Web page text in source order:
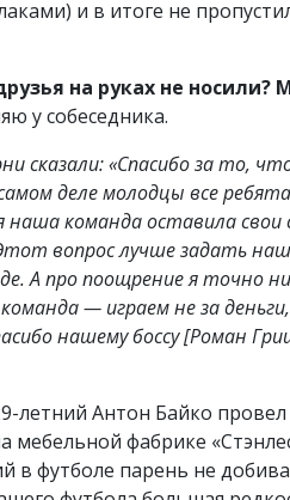
и в итоге не
на руках не
у собеседника.
сказали: «Спасибо за то,
деле молодцы все
наша команда оставила
вопрос лучше задать
А про поощрение я точно
— играем не за
нашему боссу [Роман
летний Антон Байко провел
мебельной фабрике
в футболе парень не